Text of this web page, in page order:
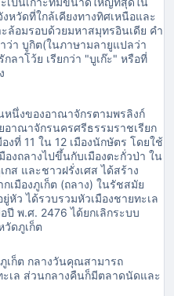
หวัดที่ใกล้เคียงทางทิศเหนือและ
ล้อมรอบด้วยมหาสมุทรอินเดีย คำ
ว่า บูกิต(ในภาษามลายูแปลว่า
ลาโว้ย เรียกว่า "บูเก๊ะ" หรือที่
หนึ่งของอาณาจักรตามพรลิงก์
าณาจักรนครศรีธรรมราชเรียก
องที่ 11 ใน 12 เมืองนักษัตร โดยใช้
งถลางไปขึ้นกับเมืองตะกั่วป่า ใน
ส และชาวฝรั่งเศส ได้สร้าง
เมืองภูเก็ต (ถลาง) ในรัชสมัย
หัว ได้รวบรวมหัวเมืองชายทะเล
พ.ศ. 2476 ได้ยกเลิกระบบ
ดภูเก็ต
เก็ต กลางวันคุณสามารถ
เล ส่วนกลางคืนก็มีตลาดนัดและ